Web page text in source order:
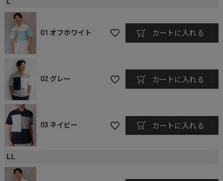
01 オフホワイト カートに入れる
02 グレー カートに入れる
03 ネイビー カートに入れる
LL